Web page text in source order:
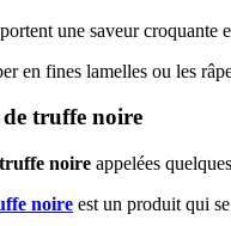
une saveur croquante
en fines lamelles ou les
de truffe noire
noire appelées
noire est un produit qui